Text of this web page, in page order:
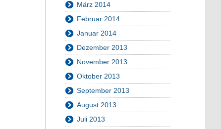
März 2014
Februar 2014
Januar 2014
Dezember 2013
November 2013
Oktober 2013
September 2013
August 2013
Juli 2013